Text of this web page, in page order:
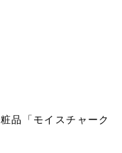
品「モイスチャーク